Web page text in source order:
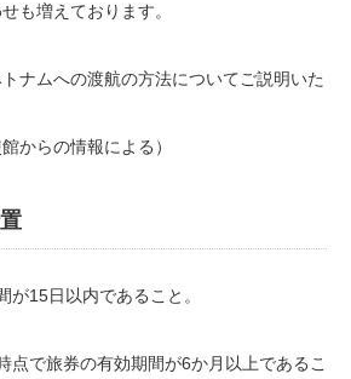
も増えております。
ナムへの渡航の方法についてご説明いた
からの情報による）
が15日以内であること。
点で旅券の有効期間が6か月以上であるこ